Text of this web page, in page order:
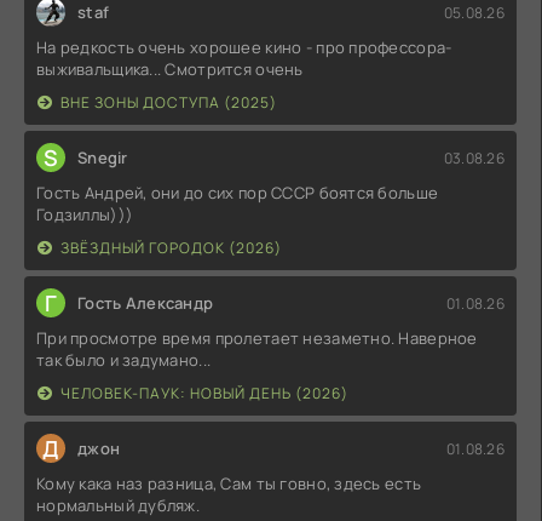
staf 05.08.26
На редкость очень хорошее кино - про профессора-
выживальщика... Смотрится очень
ВНЕ ЗОНЫ ДОСТУПА (2025)
S Snegir 03.08.26
Гость Андрей, они до сих пор СССР боятся больше
Годзиллы)))
ЗВЁЗДНЫЙ ГОРОДОК (2026)
Г Гость Александр 01.08.26
При просмотре время пролетает незаметно. Наверное
так было и задумано...
ЧЕЛОВЕК-ПАУК: НОВЫЙ ДЕНЬ (2026)
Д джон 01.08.26
Кому кака наз разница, Сам ты говно, здесь есть
нормальный дубляж.